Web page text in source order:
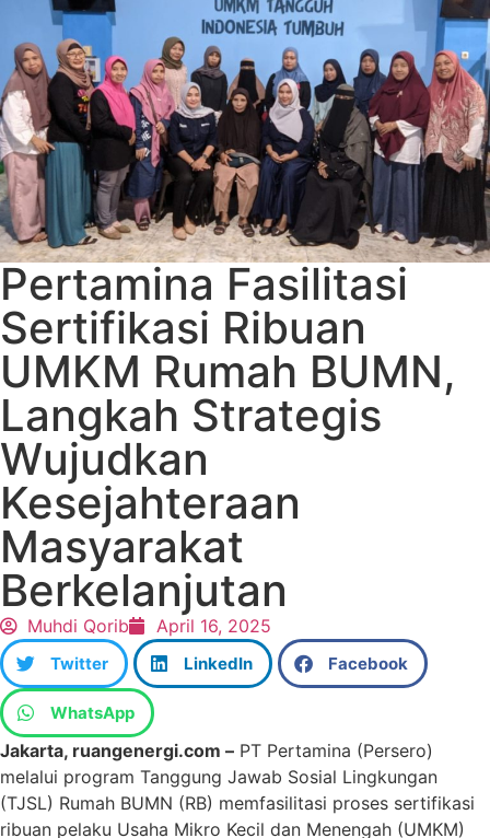
Pertamina Fasilitasi
Sertifikasi Ribuan
UMKM Rumah BUMN,
Langkah Strategis
Wujudkan
Kesejahteraan
Masyarakat
Berkelanjutan
Muhdi Qorib April 16, 2025
Twitter LinkedIn Facebook
WhatsApp
Jakarta, ruangenergi.com – PT Pertamina (Persero)
melalui program Tanggung Jawab Sosial Lingkungan
(TJSL) Rumah BUMN (RB) memfasilitasi proses sertifikasi
ribuan pelaku Usaha Mikro Kecil dan Menengah (UMKM)